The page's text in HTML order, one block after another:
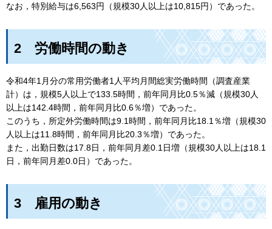
なお，特別給与は6,563円（規模30人以上は10,815円）であった。
2 労働時間の動き
令和4年1月分の常用労働者1人平均月間総実労働時間（調査産業
計）は，規模5人以上で133.5時間，前年同月比0.5％減（規模30人
以上は142.4時間，前年同月比0.6％増）であった。
このうち，所定外労働時間は9.1時間，前年同月比18.1％増（規模30
人以上は11.8時間，前年同月比20.3％増）であった。
また，出勤日数は17.8日，前年同月差0.1日増（規模30人以上は18.1
日，前年同月差0.0日）であった。
3 雇用の動き